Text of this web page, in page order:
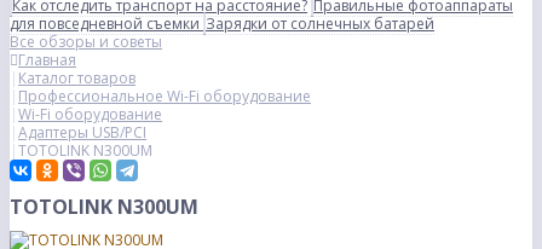
Как отследить транспорт на расстояние? Правильные фотоаппараты
для повседневной съемкиЗарядки от солнечных батарей
Все обзоры и советы
Главная
Каталог товаров
Профессиональное Wi-Fi оборудование
Wi-Fi оборудование
Адаптеры USB/PCI
TOTOLINK N300UM
TOTOLINK N300UM